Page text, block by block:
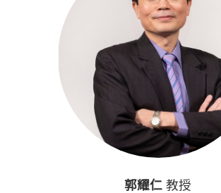
郭耀仁 教授